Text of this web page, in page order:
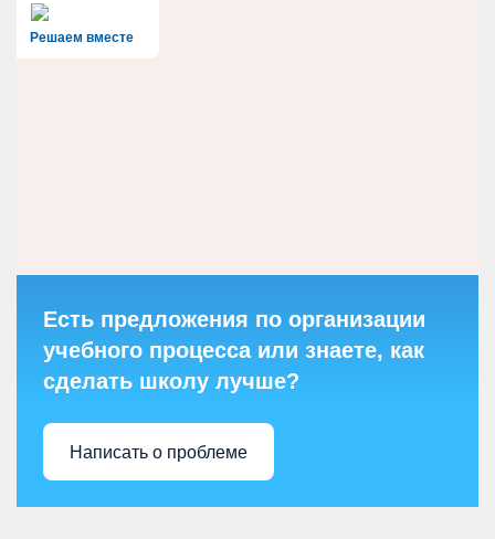
Решаем вместе
Есть предложения по организации
учебного процесса или знаете, как
сделать школу лучше?
Написать о проблеме